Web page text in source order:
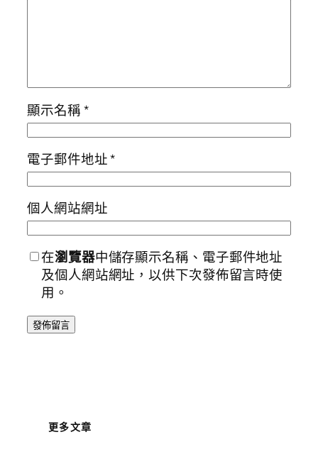
顯示名稱*
電子郵件地址*
個人網站網址
在瀏覽器中儲存顯示名稱、電子郵件地址
及個人網站網址，以供下次發佈留言時使
用。
更多文章